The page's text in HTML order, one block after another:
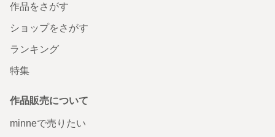
作品をさがす
ショップをさがす
ランキング
特集
作品販売について
minneで売りたい